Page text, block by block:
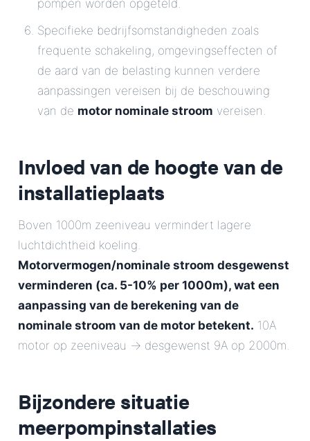
pompen worden opgeteld.
Specifieke bedrijfsomstandigheden zoals
frequente schakeling, omgevingseffecten of
de aard van de belasting kunnen verdere
aanpassingen vereisen bij de beschouwing
van de motor nominale stroom vereisen.
Invloed van de hoogte van de
installatieplaats
Boven 1000m zeeniveau vermindert lagere
luchtdichtheid koeling.
Motorvermogen/nominale stroom desgewenst
verminderen (ca. 5-10% per 1000m), wat een
aanpassing van de berekening van de
nominale stroom van de motor betekent. 10A
motor op zeeniveau -> desgewenst 9A op 2000m.
Bijzondere situatie
meerpompinstallaties